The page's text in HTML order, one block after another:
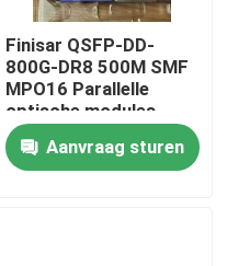
Finisar QSFP-DD-
800G-DR8 500M SMF
MPO16 Parallelle
optische modules
100G Network Switch
16 Core Capacity 40G
Glasvezelapparatuur
Aanvraag sturen